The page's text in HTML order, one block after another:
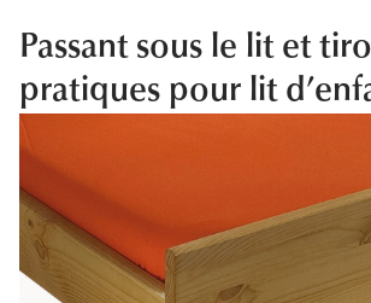
Passant sous le lit et
pratiques pour lit